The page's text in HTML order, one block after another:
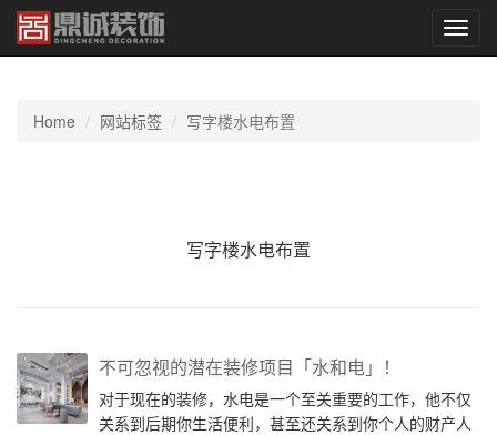
切
换
Home 网站标签 写字楼水电布置
写字楼水电布置
不可忽视的潜在装修项目「水和电」！
对于现在的装修，水电是一个至关重要的工作，他不仅
关系到后期你生活便利，甚至还关系到你个人的财产人